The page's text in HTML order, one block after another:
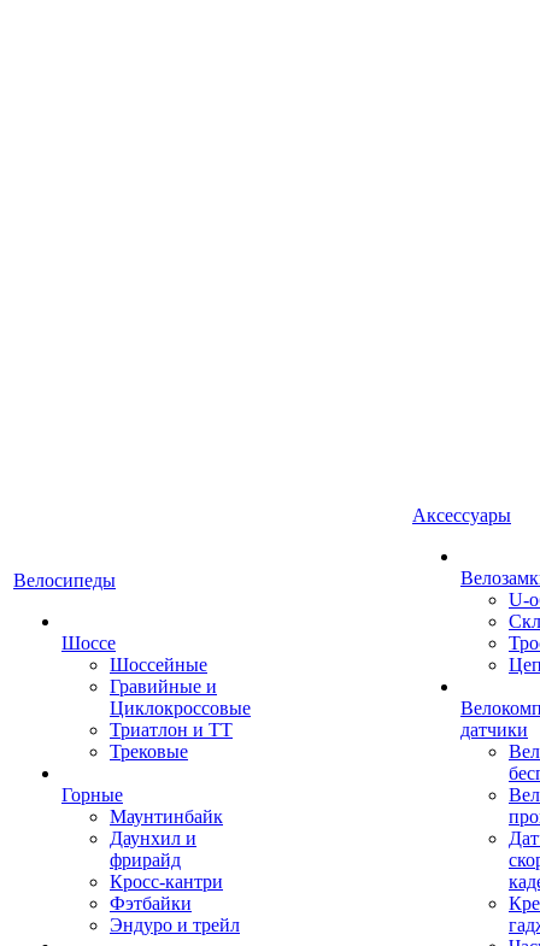
Велосипеды
Шоссе
Шоссейные
Гравийные и
Циклокроссовые
Триатлон и ТТ
Трековые
Горные
Маунтинбайк
Даунхил и
фрирайд
Кросс-кантри
Фэтбайки
Эндуро и трейл
Аксессуары
U-
датчики